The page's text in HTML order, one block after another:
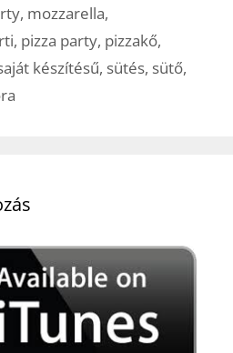
, mozzarella,
, pizza party, pizzakő,
készítésű, sütés, sütő,